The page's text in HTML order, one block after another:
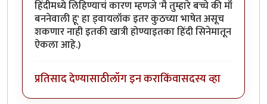
हिंदीमध्ये लिहिण्याचं कारण म्हणजे 'मै तुम्हारे बच्चे की मॉं
बननेवाली हू' हा ड्वायलॉक इतर कुठच्या भाषेत असूच
शकणार नाही इतकी खात्री होण्याइतका हिंदी सिनेमातून
ऐकला आहे.)
प्रतिसाद देण्यासाठीलॉग इन कराकिंवासदस्य व्हा